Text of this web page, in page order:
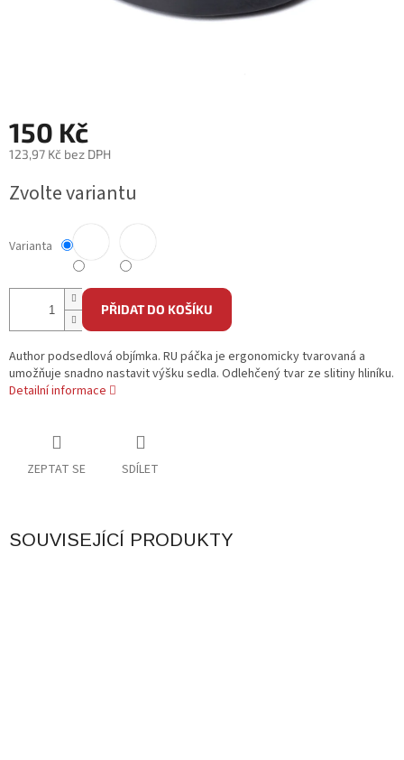
150 Kč
123,97 Kč bez DPH
cena:
Zvolte variantu
Varianta
PŘIDAT DO KOŠÍKU
Author podsedlová objímka. RU páčka je ergonomicky tvarovaná a
umožňuje snadno nastavit výšku sedla. Odlehčený tvar ze slitiny hliníku.
Detailní informace
ZEPTAT SE SDÍLET
SOUVISEJÍCÍ PRODUKTY